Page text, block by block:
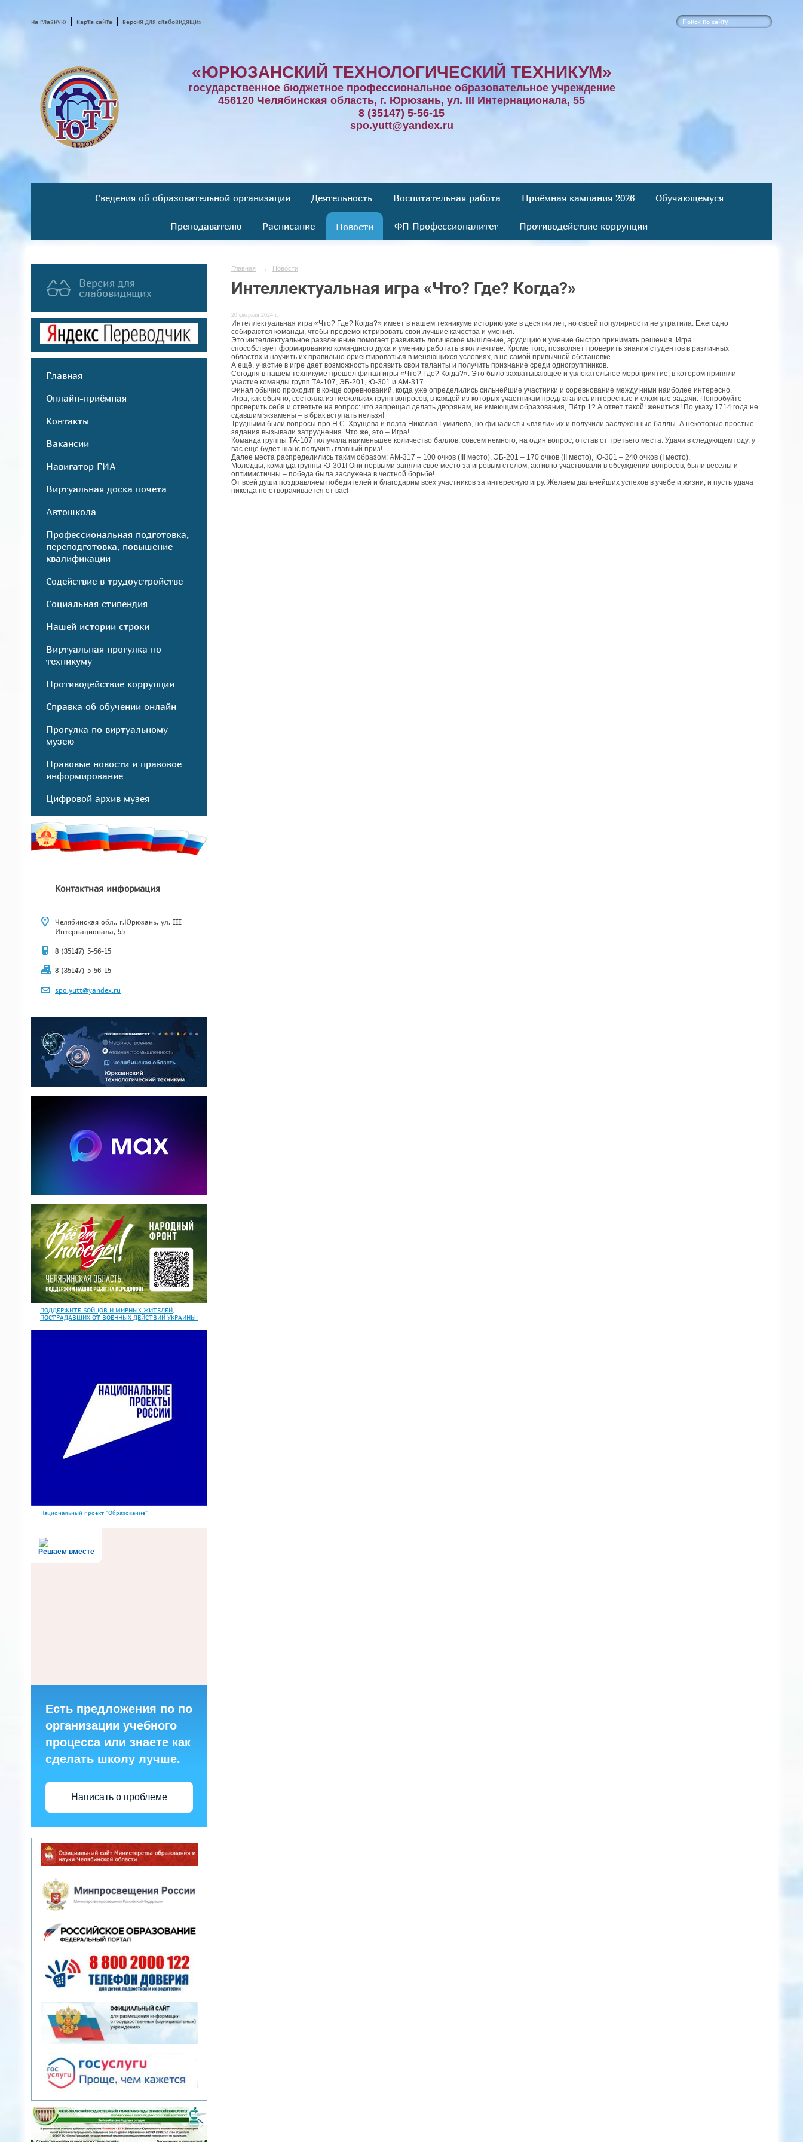
на главную карта сайта версия для слабовидящих
«ЮРЮЗАНСКИЙ ТЕХНОЛОГИЧЕСКИЙ ТЕХНИКУМ»
государственное бюджетное профессиональное образовательное учреждение
456120 Челябинская область, г. Юрюзань, ул. III Интернационала, 55
8 (35147) 5-56-15
spo.yutt@yandex.ru
Сведения об образовательной организации Деятельность Воспитательная работа Приёмная кампания 2026 Обучающемуся
Преподавателю Расписание Новости ФП Профессионалитет Противодействие коррупции
Версия для
слабовидящих
Главная
Онлайн-приёмная
Контакты
Вакансии
Навигатор ГИА
Виртуальная доска почета
Автошкола
Профессиональная подготовка,
переподготовка, повышение
квалификации
Содействие в трудоустройстве
Социальная стипендия
Нашей истории строки
Виртуальная прогулка по
техникуму
Противодействие коррупции
Справка об обучении онлайн
Прогулка по виртуальному
музею
Правовые новости и правовое
информирование
Цифровой архив музея
Контактная информация
Челябинская обл., г.Юрюзань, ул. III
Интернационала, 55
8 (35147) 5-56-15
8 (35147) 5-56-15
spo.yutt@yandex.ru
ПОДДЕРЖИТЕ БОЙЦОВ И МИРНЫХ ЖИТЕЛЕЙ,
ПОСТРАДАВШИХ ОТ ВОЕННЫХ ДЕЙСТВИЙ УКРАИНЫ!
Национальный проект "Образование"
Решаем вместе
Есть предложения по по
организации учебного
процесса или знаете как
сделать школу лучше.
Написать о проблеме
Главная → Новости
Интеллектуальная игра «Что? Где? Когда?»
20 февраля 2024 г.
Интеллектуальная игра «Что? Где? Когда?» имеет в нашем техникуме историю уже в десятки лет, но своей популярности не утратила. Ежегодно
собираются команды, чтобы продемонстрировать свои лучшие качества и умения.
Это интеллектуальное развлечение помогает развивать логическое мышление, эрудицию и умение быстро принимать решения. Игра
способствует формированию командного духа и умению работать в коллективе. Кроме того, позволяет проверить знания студентов в различных
областях и научить их правильно ориентироваться в меняющихся условиях, в не самой привычной обстановке.
А ещё, участие в игре дает возможность проявить свои таланты и получить признание среди одногруппников.
Сегодня в нашем техникуме прошел финал игры «Что? Где? Когда?». Это было захватывающее и увлекательное мероприятие, в котором приняли
участие команды групп ТА-107, ЭБ-201, Ю-301 и АМ-317.
Финал обычно проходит в конце соревнований, когда уже определились сильнейшие участники и соревнование между ними наиболее интересно.
Игра, как обычно, состояла из нескольких групп вопросов, в каждой из которых участникам предлагались интересные и сложные задачи. Попробуйте
проверить себя и ответьте на вопрос: что запрещал делать дворянам, не имеющим образования, Пётр 1? А ответ такой: жениться! По указу 1714 года не
сдавшим экзамены – в брак вступать нельзя!
Трудными были вопросы про Н.С. Хрущева и поэта Николая Гумилёва, но финалисты «взяли» их и получили заслуженные баллы. А некоторые простые
задания вызывали затруднения. Что же, это – Игра!
Команда группы ТА-107 получила наименьшее количество баллов, совсем немного, на один вопрос, отстав от третьего места. Удачи в следующем году, у
вас ещё будет шанс получить главный приз!
Далее места распределились таким образом: АМ-317 – 100 очков (III место), ЭБ-201 – 170 очков (II место), Ю-301 – 240 очков (I место).
Молодцы, команда группы Ю-301! Они первыми заняли своё место за игровым столом, активно участвовали в обсуждении вопросов, были веселы и
оптимистичны – победа была заслужена в честной борьбе!
От всей души поздравляем победителей и благодарим всех участников за интересную игру. Желаем дальнейших успехов в учебе и жизни, и пусть удача
никогда не отворачивается от вас!